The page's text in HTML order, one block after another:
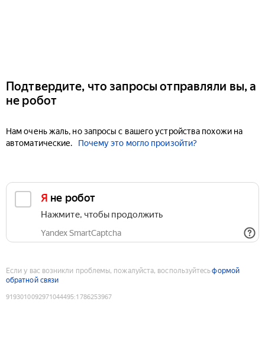
Подтвердите, что запросы отправляли вы, а
не робот
Нам очень жаль, но запросы с вашего устройства похожи на
автоматические.
Почему это могло произойти?
Я не робот
Нажмите, чтобы продолжить
Yandex SmartCaptcha
Если у вас возникли проблемы, пожалуйста, воспользуйтесьформой
обратной связи
9193010092971044495:1786253967